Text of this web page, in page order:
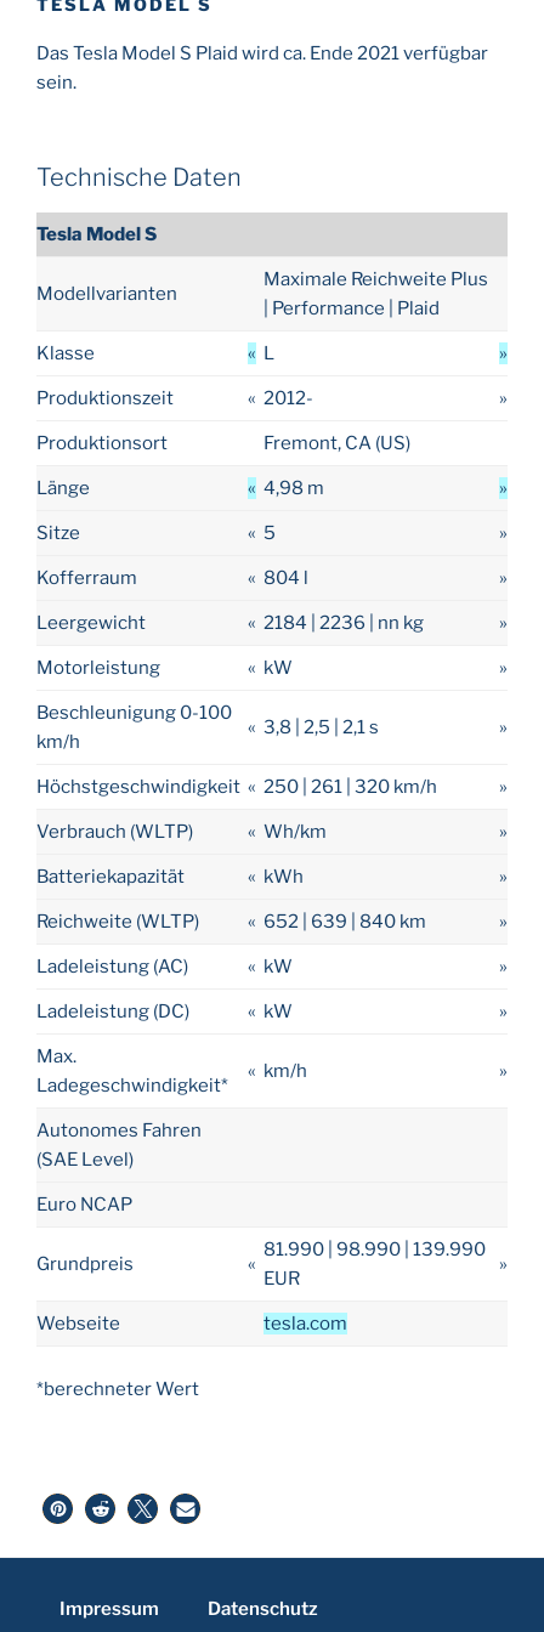
TESLA MODEL S
Das Tesla Model S Plaid wird ca. Ende 2021 verfügbar
sein.
Technische Daten
Tesla Model S
Modellvarianten
Maximale Reichweite Plus
| Performance | Plaid
Klasse « L »
Produktionszeit « 2012- »
Produktionsort Fremont, CA (US)
Länge « 4,98 m »
Sitze « 5 »
Kofferraum « 804 l »
Leergewicht « 2184 | 2236 | nn kg »
Motorleistung « kW »
Beschleunigung 0-100
km/h
« 3,8 | 2,5 | 2,1 s »
Höchstgeschwindigkeit « 250 | 261 | 320 km/h »
Verbrauch (WLTP) « Wh/km »
Batteriekapazität « kWh »
Reichweite (WLTP) « 652 | 639 | 840 km »
Ladeleistung (AC) « kW »
Ladeleistung (DC) « kW »
Max.
Ladegeschwindigkeit*
« km/h »
Autonomes Fahren
(SAE Level)
Euro NCAP
Grundpreis «
81.990 | 98.990 | 139.990
EUR
»
Webseite tesla.com
*berechneter Wert
Impressum Datenschutz